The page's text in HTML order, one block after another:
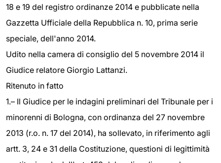
18 e 19 del registro ordinanze 2014 e pubblicate nella
Gazzetta Ufficiale della Repubblica n. 10, prima serie
speciale, dell'anno 2014.
Udito nella camera di consiglio del 5 novembre 2014 il
Giudice relatore Giorgio Lattanzi.
Ritenuto in fatto
1.– Il Giudice per le indagini preliminari del Tribunale per i
minorenni di Bologna, con ordinanza del 27 novembre
2013 (r.o. n. 17 del 2014), ha sollevato, in riferimento agli
artt. 3, 24 e 31 della Costituzione, questioni di legittimità